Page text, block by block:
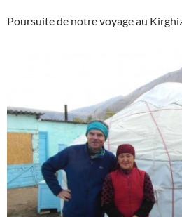
Poursuite de notre voyage au